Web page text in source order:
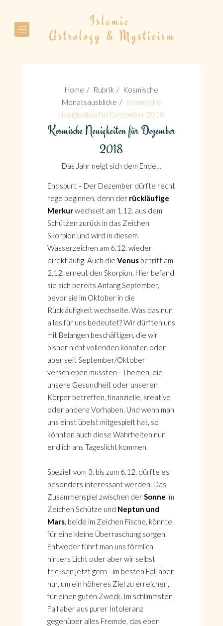
Home Rubrik
Kosmische
Monatsausblicke
Kosmische
Neuigkeiten für Dezember 2018
Kosmische Neuigkeiten für Dezember
2018
Das Jahr neigt sich dem Ende…
Endspurt – Der Dezember dürfte recht
rege beginnen, denn der rückläufige
Merkurwechselt am 1.12. aus dem
Schützen zurück in das Zeichen
Skorpion und wird in diesem
Wasserzeichen am 6.12. wieder
direktläufig. Auch die Venusbetritt am
2.12. erneut den Skorpion. Hier befand
sie sich bereits Anfang September,
bevor sie im Oktober in die
Rückläufigkeit wechselte. Was das nun
alles für uns bedeutet? Wir dürften uns
mit Belangen beschäftigen, die wir
bisher nicht vollenden konnten oder
aber seit September/Oktober
verschieben mussten - Themen, die
unsere Gesundheit oder unseren
Körper betreffen, finanzielle, kreative
oder andere Vorhaben. Und wenn man
uns einst übelst mitgespielt hat, so
könnten auch diese Wahrheiten nun
endlich ans Tageslicht kommen.
Speziell vom 3. bis zum 6.12. dürfte es
besonders interessant werden. Das
Zusammenspiel zwischen derSonne im
Zeichen Schütze und Neptun und
Mars, beide im Zeichen Fische, könnte
für eine kleine Überraschung sorgen.
Entweder führt man uns förmlich
hinters Licht oder aber wir selbst
tricksen jetzt gern - im besten Fall aber
nur, um ein höheres Ziel zu erreichen,
für einen guten Zweck. Im schlimmsten
Fall aber aus purer Intoleranz
gegenüber alles Fremde, das eben